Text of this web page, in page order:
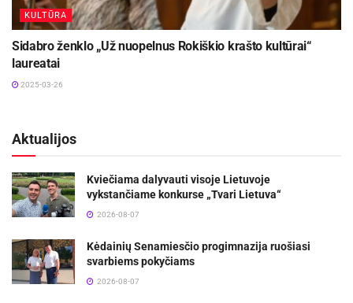
KULTŪRA
Sidabro ženklo „Už nuopelnus Rokiškio krašto kultūrai“
laureatai
2025-03-26
Aktualijos
Kviečiama dalyvauti visoje Lietuvoje
vykstančiame konkurse „Tvari Lietuva“
2026-08-07
Kėdainių Senamiesčio progimnazija ruošiasi
svarbiems pokyčiams
2026-08-07